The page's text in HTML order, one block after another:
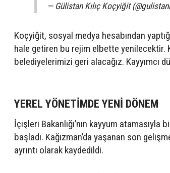
— Gülistan Kılıç Koçyiğit
Koçyiğit, sosyal medya hesabından
hale getiren bu rejim elbette yenilecektir.
belediyelerimizi geri alacağız. Kayyımcı
YEREL YÖNETİMDE YENİ DÖNEM
İçişleri Bakanlığı’nın kayyum
başladı. Kağızman’da yaşanan son
ayrıntı olarak kaydedildi.